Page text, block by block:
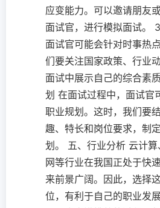
应变能力。可以邀请朋友
面试官，进行模拟面试。
面试官可能会针对时事热
们要关注国家政策、行业
面试中展示自己的综合素
划 在面试过程中，面试官
职业规划。这时，我们要
趣、特长和岗位要求，制
划。 五、行业分析 云计
网等行业在我国正处于快
来前景广阔。因此，选择
位，有利于自己的职业发